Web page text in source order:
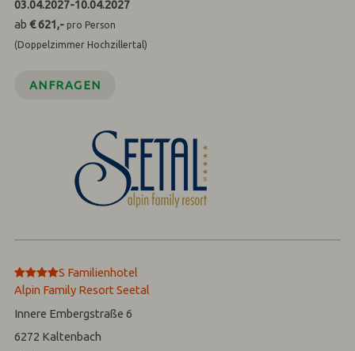
03.04.2027-10.04.2027
ab€ 621,- pro Person
(Doppelzimmer Hochzillertal)
ANFRAGEN
****
S Familienhotel
Alpin Family Resort Seetal
Innere Embergstraße 6
6272 Kaltenbach